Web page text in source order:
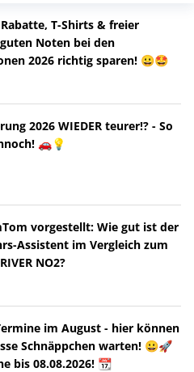
T-Shirts & freier
Noten bei den
2026 richtig sparen! 😀🤩
2026 WIEDER teurer!? - So
🚗💡
vorgestellt: Wie gut ist der
Assistent im Vergleich zum
NO2?
im August - hier können
Schnäppchen warten! 😀🚀
bis 08.08.2026! 📆